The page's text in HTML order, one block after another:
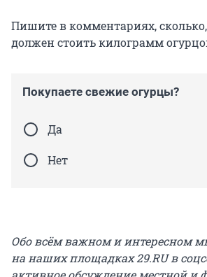
Пишите в комментариях,
должен стоить килограмм
Покупаете свежие огурцы?
Да
Нет
Обо всём важном и интересном
на наших площадках 29.RU в